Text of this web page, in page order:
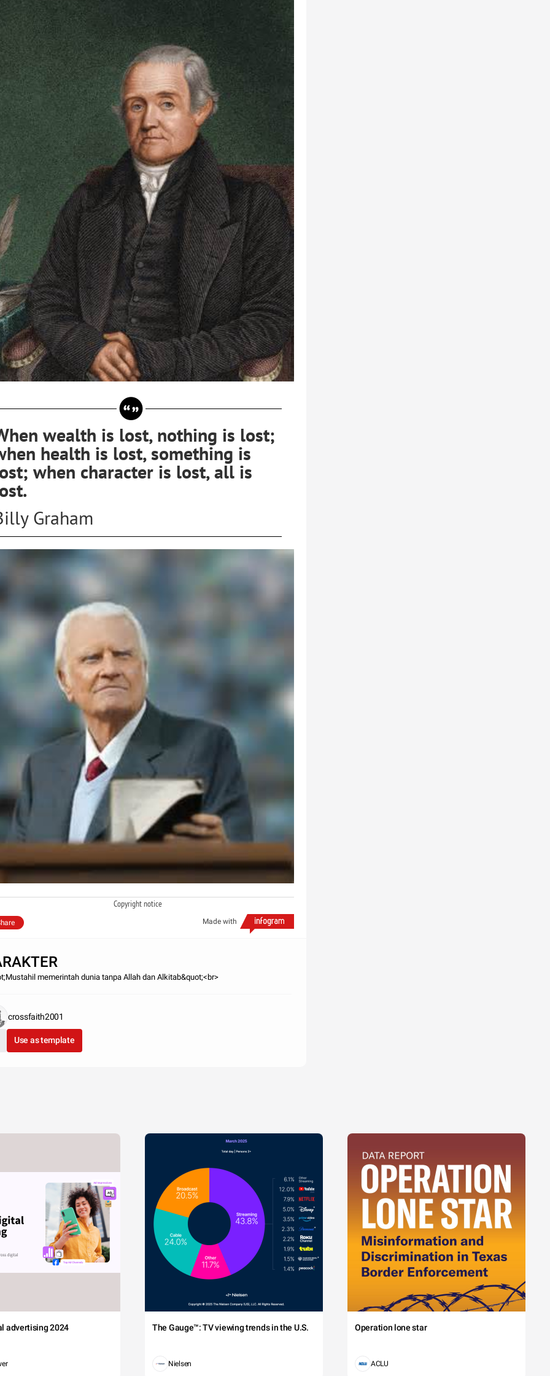
wealth is lost, nothing is lost;
health is lost, something is
when character is lost, all is
Graham
Copyright notice
Made with
memerintah dunia tanpa Allah dan Alkitab&quot;<br>
crossfaith2001
Use as template
advertising 2024 The Gauge™: TV viewing trends in the U.S.
Nielsen
Operation lone star
ACLU